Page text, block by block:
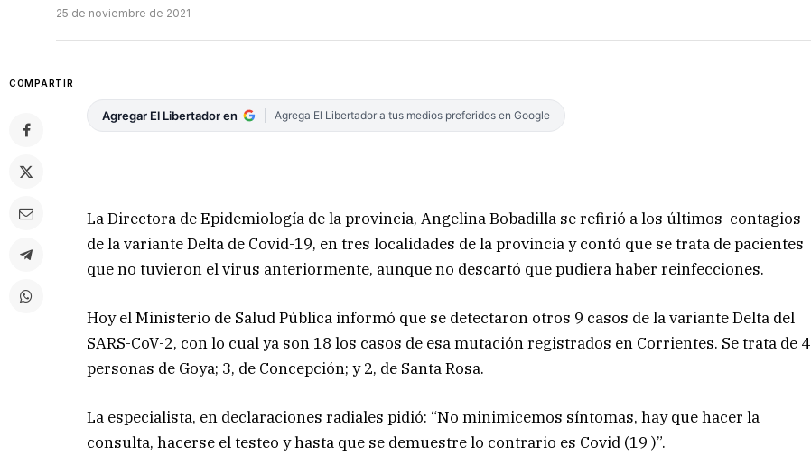
25 de noviembre de 2021
COMPARTIR
Agregar El Libertador en Agrega El Libertador a tus medios preferidos en Google
La Directora de Epidemiología de la provincia, Angelina Bobadilla se refirió a los últimos contagios
de la variante Delta de Covid-19, en tres localidades de la provincia y contó que se trata de pacientes
que no tuvieron el virus anteriormente, aunque no descartó que pudiera haber reinfecciones.
Hoy el Ministerio de Salud Pública informó que se detectaron otros 9 casos de la variante Delta del
SARS-CoV-2, con lo cual ya son 18 los casos de esa mutación registrados en Corrientes. Se trata de 4
personas de Goya; 3, de Concepción; y 2, de Santa Rosa.
La especialista, en declaraciones radiales pidió: “No minimicemos síntomas, hay que hacer la
consulta, hacerse el testeo y hasta que se demuestre lo contrario es Covid (19 )”.